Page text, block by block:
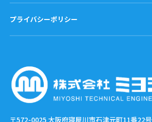
プライバシーポリシー
〒572-0025 大阪府寝屋川市石津元町11番22号